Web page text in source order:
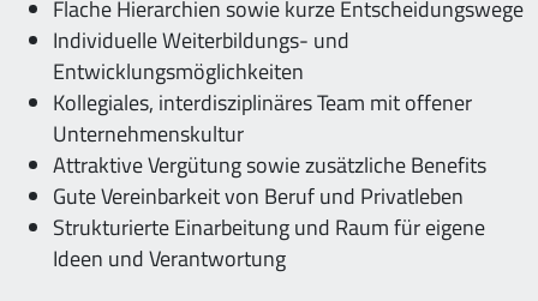
Flache Hierarchien sowie kurze Entscheidungswege
Individuelle Weiterbildungs- und
Entwicklungsmöglichkeiten
Kollegiales, interdisziplinäres Team mit offener
Unternehmenskultur
Attraktive Vergütung sowie zusätzliche Benefits
Gute Vereinbarkeit von Beruf und Privatleben
Strukturierte Einarbeitung und Raum für eigene
Ideen und Verantwortung